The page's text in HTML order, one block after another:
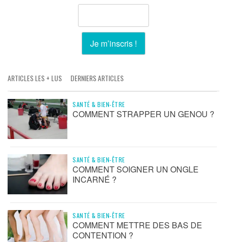
ARTICLES LES + LUS DERNIERS ARTICLES
SANTÉ & BIEN-ÊTRE
COMMENT STRAPPER UN GENOU ?
SANTÉ & BIEN-ÊTRE
COMMENT SOIGNER UN ONGLE
INCARNÉ ?
SANTÉ & BIEN-ÊTRE
COMMENT METTRE DES BAS DE
CONTENTION ?